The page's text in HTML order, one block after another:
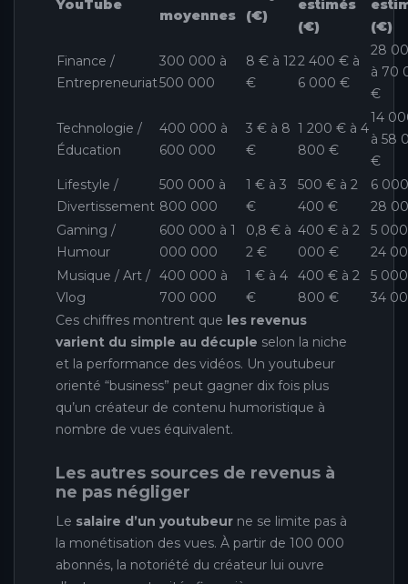
YouTube
moyennes
(€)
estimés
(€)
(€)
Finance /
Entrepreneuriat
300 000 à
500 000
8 € à 12
€
2 400 € à
6 000 €
28
à 70
€
Technologie /
Éducation
400 000 à
600 000
3 € à 8
€
1 200 € à 4
800 €
14
à 58
€
Lifestyle /
Divertissement
500 000 à
800 000
1 € à 3
€
500 € à 2
400 €
6
28
Gaming /
Humour
600 000 à 1
000 000
0,8 € à
2 €
400 € à 2
000 €
5
24
Musique / Art /
Vlog
400 000 à
700 000
1 € à 4
€
400 € à 2
800 €
5
34
Ces chiffres montrent que les revenus
varient du simple au décuple selon la niche
et la performance des vidéos. Un youtubeur
orienté “business” peut gagner dix fois plus
qu’un créateur de contenu humoristique à
nombre de vues équivalent.
Les autres sources de revenus à
ne pas négliger
Le salaire d’un youtubeur ne se limite pas à
la monétisation des vues. À partir de 100 000
abonnés, la notoriété du créateur lui ouvre